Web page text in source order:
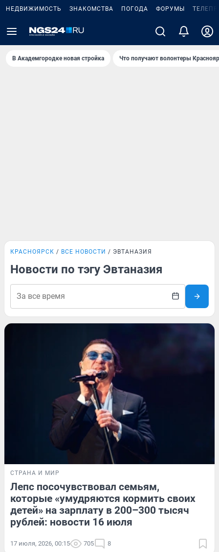
НЕДВИЖИМОСТЬ ЗНАКОМСТВА ПОГОДА ФОРУМЫ
В Академгородке новая стройка Что получают волонтеры
КРАСНОЯРСК ВСЕ НОВОСТИ ЭВТАНАЗИЯ
Новости по тэгу Эвтаназия
СТРАНА И МИР
Лепс посочувствовал семьям,
которые «умудряются кормить своих
детей» на зарплату в 200–300 тысяч
рублей: новости 16 июля
17 июля, 2026, 00:15 705 8